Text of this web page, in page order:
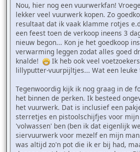
Nou, hier nog een vuurwerkfan!
lekker veel vuurwerk kopen. Zo
resultaat dat ik vaak klamme rotjes
een feest toen de verkoop ineens 3
nieuw begon... Kon je het goedkoop
verwarming leggen zodat alles goed
knalde!
Ik heb ook veel
lillyputter-vuurpijltjes... Wat een leuke
Tegenwoordig kijk ik nog graag in de
het binnen de perken. Ik besteed
het vuurwerk. Dat is inclusief een
sterretjes en pistoolschijfjes voor mijn
'volwassen' ben (ben ik dat eigenlijk
siervuurwerk voor mezelf en mijn
was altijd zo'n pot die ik er bij had,